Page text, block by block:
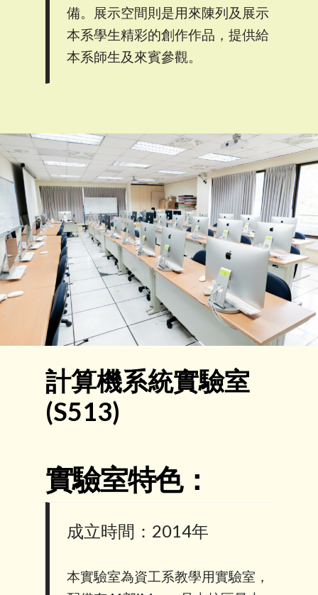
備。展示空間則是用來陳列及展示
本系學生精彩的創作作品，提供給
本系師生及來賓參觀。
計算機系統實驗室
(S513)
實驗室特色：
成立時間：2014年
本實驗室為資工系教學用實驗室，